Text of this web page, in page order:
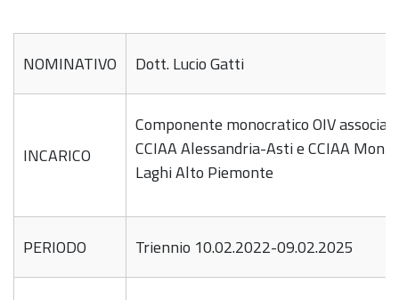
NOMINATIVO Dott. Lucio Gatti
INCARICO
Componente monocratico OIV
CCIAA Alessandria-Asti e CCIAA
Laghi Alto Piemonte
PERIODO Triennio 10.02.2022-09.02.2025